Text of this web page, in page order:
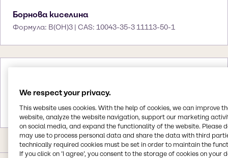
Борнова киселина
Формула: B(OH)3 | CAS: 10043-35-3 11113-50-1
Формула: Na2B4O7.xH2O | CAS: 1330-43-4
(anhydrous) 1303-96-4 (decahydrate) 12179-
04-3 (pentahydrate)
We respect your privacy.
This website uses cookies. With the help of cookies, we can improve
website, analyze the website navigation, support our marketing
on social media, and expand the functionality of the website. Please
may use to process personal data and share the data with third
technically required cookies must be set in order to maintain the
If you click on ’I agree’, you consent to the storage of cookies on your